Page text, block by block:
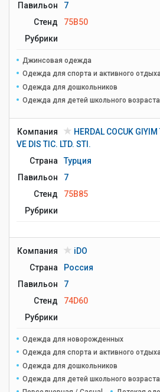
Павильон
7
Стенд
75B50
Рубрики
Джинсовая одежда
Одежда для спорта и активного
Одежда для дошкольников
Одежда для детей школьного возраста
Компания
HERDAL COCUK
VE DIS TIC. LTD. STI.
Страна
Турция
Павильон
7
Стенд
75B85
Рубрики
Компания
iDO
Страна
Россия
Павильон
7
Стенд
74D60
Рубрики
Одежда для новорожденных
Одежда для спорта и активного
Одежда для дошкольников
Одежда для детей школьного возраста